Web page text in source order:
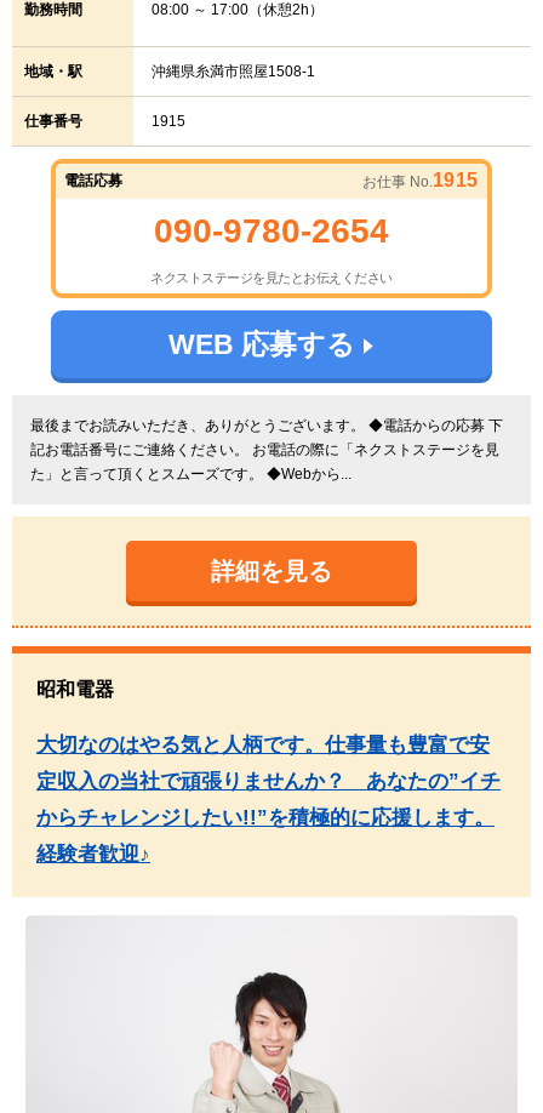
勤務時間 08:00 ～ 17:00（休憩2h）
地域・駅 沖縄県糸満市照屋1508-1
仕事番号 1915
電話応募 お仕事 No.1915
090-9780-2654
ネクストステージを見たとお伝えください
WEB 応募する
最後までお読みいただき、ありがとうございます。 ◆電話からの応募 下
記お電話番号にご連絡ください。 お電話の際に「ネクストステージを見
た」と言って頂くとスムーズです。 ◆Webから...
詳細を見る
昭和電器
大切なのはやる気と人柄です。仕事量も豊富で安
定収入の当社で頑張りませんか？ あなたの”イチ
からチャレンジしたい!!”を積極的に応援します。
経験者歓迎♪